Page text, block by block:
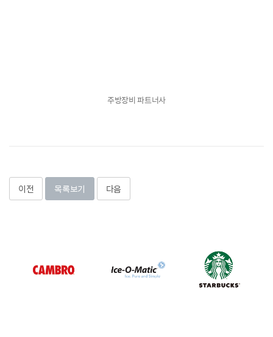
주방장비 파트너사
이전 목록보기 다음